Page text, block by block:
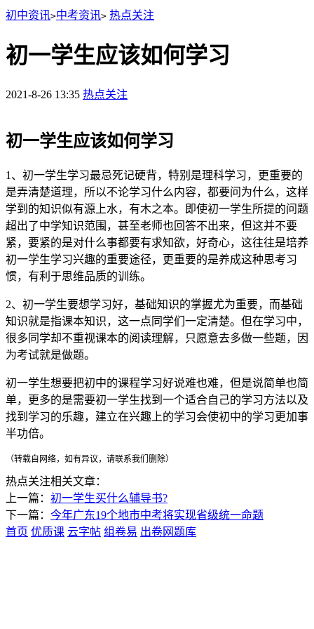
初中资讯>中考资讯> 热点关注
初一学生应该如何学习
2021-8-26 13:35 热点关注
初一学生应该如何学习
1、初一学生学习最忌死记硬背，特别是理科学习，更重要的
是弄清楚道理，所以不论学习什么内容，都要问为什么，这样
学到的知识似有源上水，有木之本。即使初一学生所提的问题
超出了中学知识范围，甚至老师也回答不出来，但这并不要
紧，要紧的是对什么事都要有求知欲，好奇心，这往往是培养
初一学生学习兴趣的重要途径，更重要的是养成这种思考习
惯，有利于思维品质的训练。
2、初一学生要想学习好，基础知识的掌握尤为重要，而基础
知识就是指课本知识，这一点同学们一定清楚。但在学习中，
很多同学却不重视课本的阅读理解，只愿意去多做一些题，因
为考试就是做题。
初一学生想要把初中的课程学习好说难也难，但是说简单也简
单，更多的是需要初一学生找到一个适合自己的学习方法以及
找到学习的乐趣，建立在兴趣上的学习会使初中的学习更加事
半功倍。
（转载自网络，如有异议，请联系我们删除）
热点关注相关文章：
上一篇： 初一学生买什么辅导书?
下一篇： 今年广东19个地市中考将实现省级统一命题
首页 优质课 云字帖 组卷易 出卷网题库